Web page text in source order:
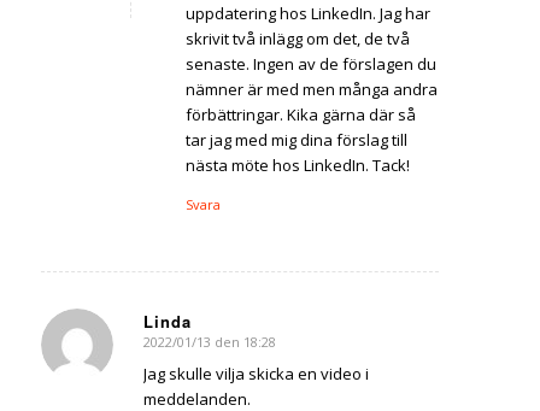
uppdatering hos LinkedIn. Jag har
skrivit två inlägg om det, de två
senaste. Ingen av de förslagen du
nämner är med men många andra
förbättringar. Kika gärna där så
tar jag med mig dina förslag till
nästa möte hos LinkedIn. Tack!
Svara
Linda
says:
2022/01/13 den 18:28
Jag skulle vilja skicka en video i
meddelanden.